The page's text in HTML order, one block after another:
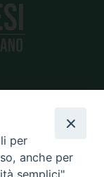
per
anche per